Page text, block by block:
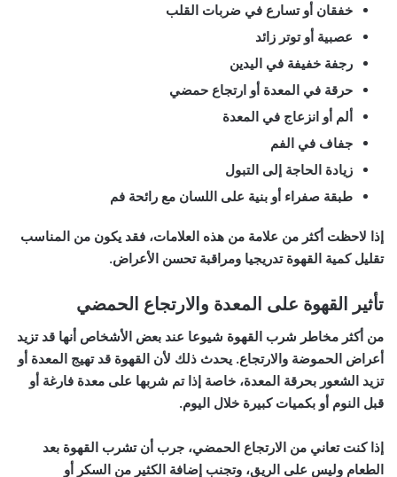
خفقان أو تسارع في ضربات القلب
عصبية أو توتر زائد
رجفة خفيفة في اليدين
حرقة في المعدة أو ارتجاع حمضي
ألم أو انزعاج في المعدة
جفاف في الفم
زيادة الحاجة إلى التبول
طبقة صفراء أو بنية على اللسان مع رائحة فم
إذا لاحظت أكثر من علامة من هذه العلامات، فقد يكون من المناسب
تقليل كمية القهوة تدريجيا ومراقبة تحسن الأعراض.
تأثير القهوة على المعدة والارتجاع الحمضي
من أكثر مخاطر شرب القهوة شيوعا عند بعض الأشخاص أنها قد تزيد
أعراض الحموضة والارتجاع. يحدث ذلك لأن القهوة قد تهيج المعدة أو
تزيد الشعور بحرقة المعدة، خاصة إذا تم شربها على معدة فارغة أو
قبل النوم أو بكميات كبيرة خلال اليوم.
إذا كنت تعاني من الارتجاع الحمضي، جرب أن تشرب القهوة بعد
الطعام وليس على الريق، وتجنب إضافة الكثير من السكر أو